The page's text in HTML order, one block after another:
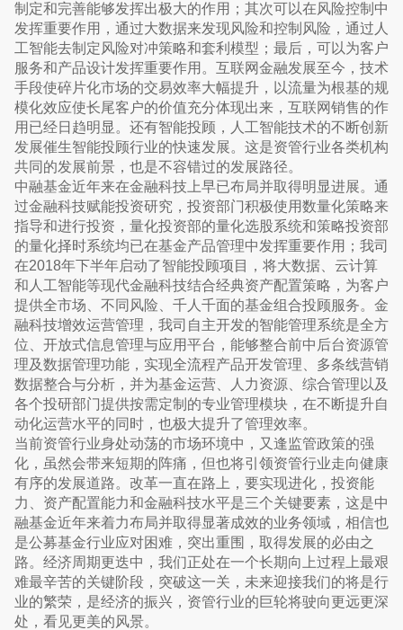
制定和完善能够发挥出极大的作用；其次可以在风险控制中
发挥重要作用，通过大数据来发现风险和控制风险，通过人
工智能去制定风险对冲策略和套利模型；最后，可以为客户
服务和产品设计发挥重要作用。互联网金融发展至今，技术
手段使碎片化市场的交易效率大幅提升，以流量为根基的规
模化效应使长尾客户的价值充分体现出来，互联网销售的作
用已经日趋明显。还有智能投顾，人工智能技术的不断创新
发展催生智能投顾行业的快速发展。这是资管行业各类机构
共同的发展前景，也是不容错过的发展路径。
中融基金近年来在金融科技上早已布局并取得明显进展。通
过金融科技赋能投资研究，投资部门积极使用数量化策略来
指导和进行投资，量化投资部的量化选股系统和策略投资部
的量化择时系统均已在基金产品管理中发挥重要作用；我司
在2018年下半年启动了智能投顾项目，将大数据、云计算
和人工智能等现代金融科技结合经典资产配置策略，为客户
提供全市场、不同风险、千人千面的基金组合投顾服务。金
融科技增效运营管理，我司自主开发的智能管理系统是全方
位、开放式信息管理与应用平台，能够整合前中后台资源管
理及数据管理功能，实现全流程产品开发管理、多条线营销
数据整合与分析，并为基金运营、人力资源、综合管理以及
各个投研部门提供按需定制的专业管理模块，在不断提升自
动化运营水平的同时，也极大提升了管理效率。
当前资管行业身处动荡的市场环境中，又逢监管政策的强
化，虽然会带来短期的阵痛，但也将引领资管行业走向健康
有序的发展道路。改革一直在路上，要实现进化，投资能
力、资产配置能力和金融科技水平是三个关键要素，这是中
融基金近年来着力布局并取得显著成效的业务领域，相信也
是公募基金行业应对困难，突出重围，取得发展的必由之
路。经济周期更迭中，我们正处在一个长期向上过程上最艰
难最辛苦的关键阶段，突破这一关，未来迎接我们的将是行
业的繁荣，是经济的振兴，资管行业的巨轮将驶向更远更深
处，看见更美的风景。